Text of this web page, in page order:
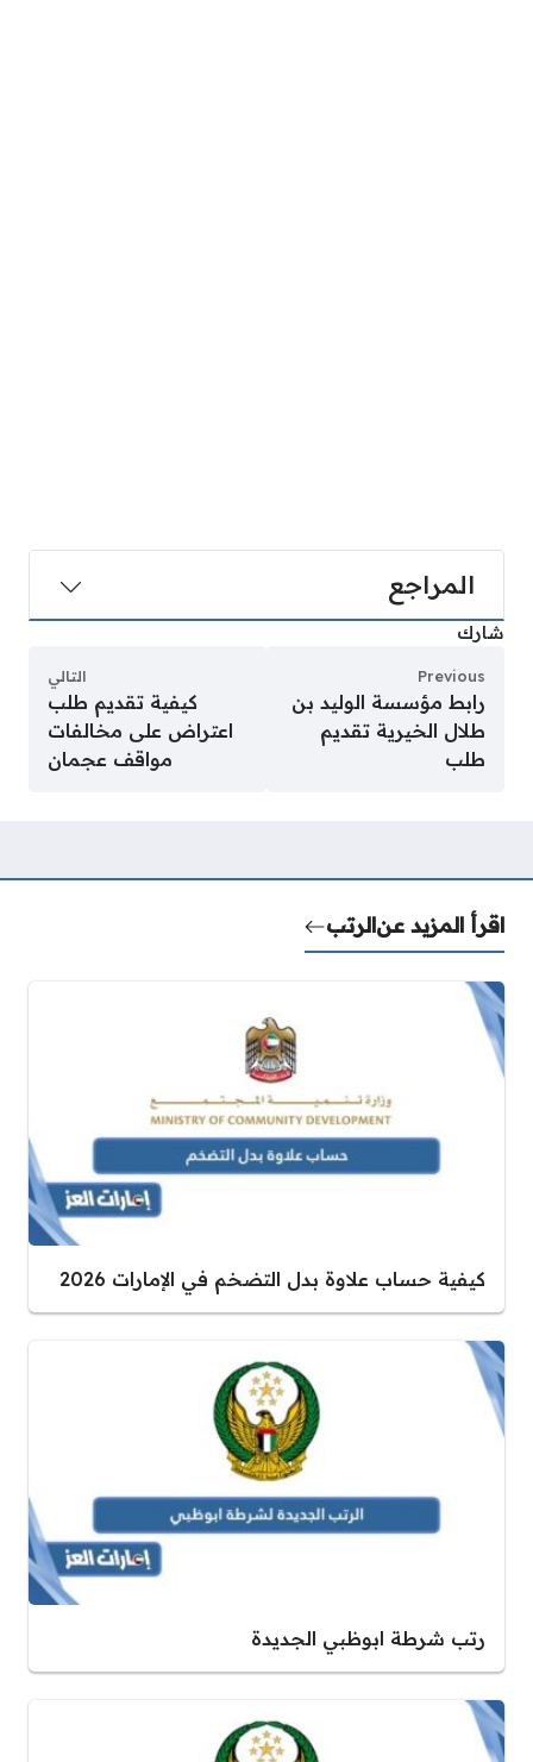
المراجع
شارك
Previous
رابط مؤسسة الوليد بن
طلال الخيرية تقديم
طلب
التالي
كيفية تقديم طلب
اعتراض على مخالفات
مواقف عجمان
اقرأ المزيد عنالرتب
كيفية حساب علاوة بدل التضخم في الإمارات 2026
رتب شرطة ابوظبي الجديدة